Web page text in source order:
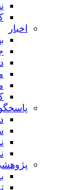
اخبار